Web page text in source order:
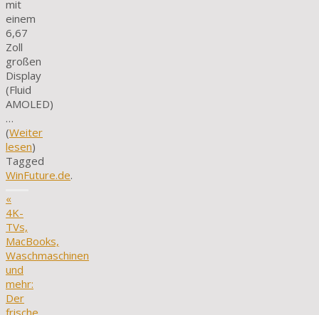
mit
einem
6,67
Zoll
großen
Display
(Fluid
AMOLED)
…
(Weiter
lesen)
Tagged
WinFuture.de.
«
4K-
TVs,
MacBooks,
Waschmaschinen
und
mehr:
Der